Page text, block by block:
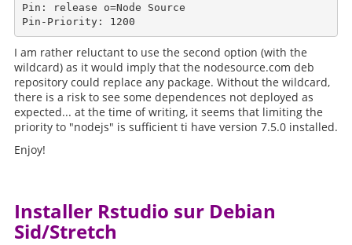
Pin: release o=Node Source
I am rather reluctant to use the second option (with the
wildcard) as it would imply that the nodesource.com deb
repository could replace any package. Without the wildcard,
there is a risk to see some dependences not deployed as
expected... at the time of writing, it seems that limiting the
priority to "nodejs" is sufficient ti have version 7.5.0 installed.
Enjoy!
Installer Rstudio sur Debian
Sid/Stretch